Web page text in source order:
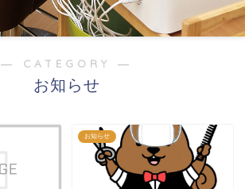
― CATEGORY ―
お知らせ
お知らせ